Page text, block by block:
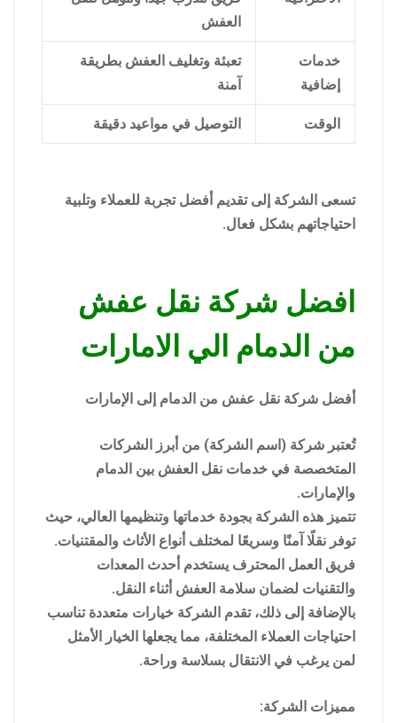
العفش
خدمات
إضافية
تعبئة وتغليف العفش بطريقة
آمنة
الوقت التوصيل في مواعيد دقيقة
تسعى الشركة إلى تقديم أفضل تجربة للعملاء وتلبية
احتياجاتهم بشكل فعال.
افضل شركة نقل عفش
من الدمام الي الامارات
أفضل شركة نقل عفش من الدمام إلى الإمارات
تُعتبر شركة (اسم الشركة) من أبرز الشركات
المتخصصة في خدمات نقل العفش بين الدمام
والإمارات.
تتميز هذه الشركة بجودة خدماتها وتنظيمها العالي، حيث
توفر نقلًا آمنًا وسريعًا لمختلف أنواع الأثاث والمقتنيات.
فريق العمل المحترف يستخدم أحدث المعدات
والتقنيات لضمان سلامة العفش أثناء النقل.
بالإضافة إلى ذلك، تقدم الشركة خيارات متعددة تناسب
احتياجات العملاء المختلفة، مما يجعلها الخيار الأمثل
لمن يرغب في الانتقال بسلاسة وراحة.
مميزات الشركة: